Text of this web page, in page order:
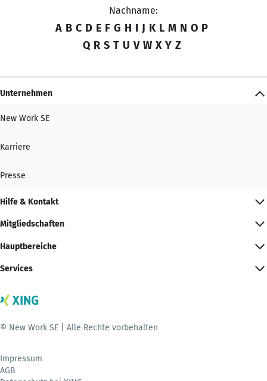
Nachname:
A B C D E F G H I J K L M N O P
Q R S T U V W X Y Z
Unternehmen
New Work SE
Karriere
Presse
Hilfe & Kontakt
Mitgliedschaften
Hauptbereiche
Services
© New Work SE | Alle Rechte vorbehalten
Impressum
AGB